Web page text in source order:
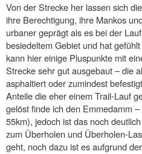
Von der Strecke her lassen sich
ihre Berechtigung, ihre Mankos
urbaner geprägt als es bei der
besiedeltem Gebiet und hat
kann hier einige Pluspunkte mit
Strecke sehr gut ausgebaut – die
asphaltiert oder zumindest
Anteile die eher einem Trail-Lauf
gelöst finde ich den Emmedamm
55km), jedoch ist das noch
zum Überholen und Überholen-
geht, noch dazu ist es aufgrund